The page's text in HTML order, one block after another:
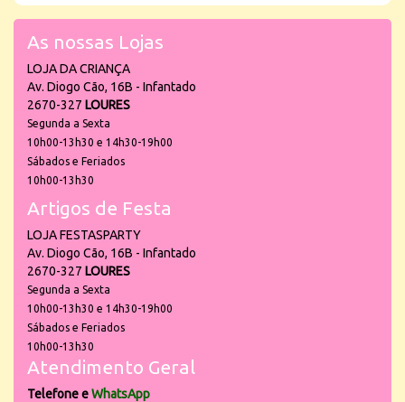
As nossas Lojas
LOJA DA CRIANÇA
Av. Diogo Cão, 16B - Infantado
2670-327 LOURES
Segunda a Sexta
10h00-13h30 e 14h30-19h00
Sábados e Feriados
10h00-13h30
Artigos de Festa
LOJA FESTASPARTY
Av. Diogo Cão, 16B - Infantado
2670-327 LOURES
Segunda a Sexta
10h00-13h30 e 14h30-19h00
Sábados e Feriados
10h00-13h30
Atendimento Geral
Telefone eWhatsApp